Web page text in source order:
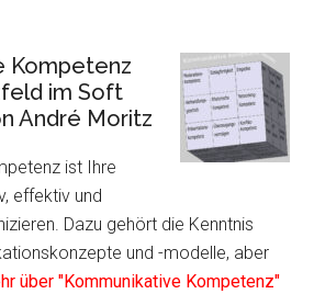
Kompetenz
im Soft
André Moritz
ist Ihre
effektiv und
Dazu gehört die Kenntnis
und -modelle, aber
über "Kommunikative Kompetenz"